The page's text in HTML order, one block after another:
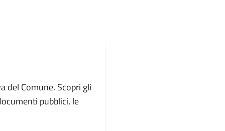
del Comune. Scopri gli
pubblici, le